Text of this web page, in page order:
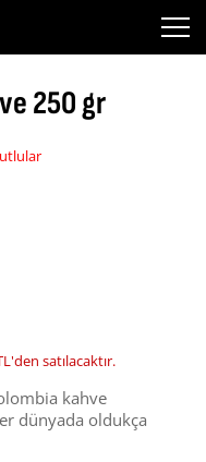
250 gr
satılacaktır.
kahve
dünyada oldukça